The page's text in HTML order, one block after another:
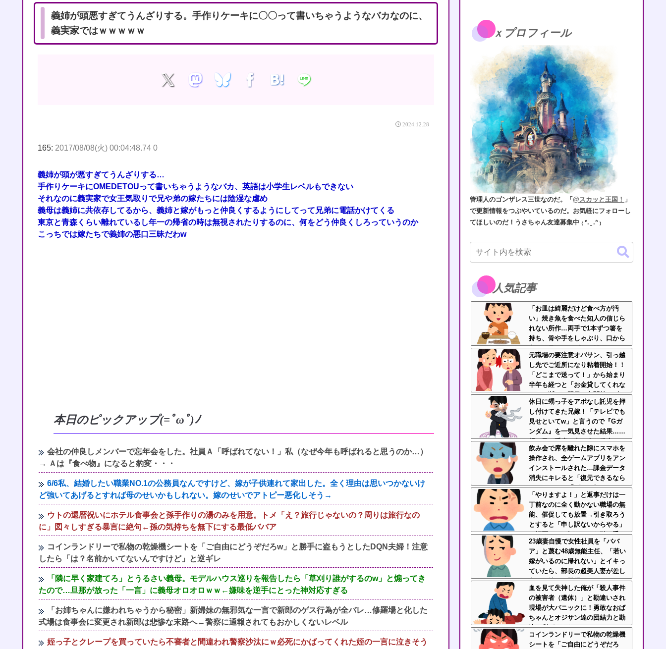
e
義姉が頭悪すぎてうんざりする。手作りケーキに〇〇って書いちゃうようなバカなのに、
義実家ではｗｗｗｗｗ
2024.12.28
165: 2017/08/08(火) 00:04:48.74 0
義姉が頭が悪すぎてうんざりする…
手作りケーキにOMEDETOUって書いちゃうようなバカ、英語は小学生レベルもできない
それなのに義実家で女王気取りで兄や弟の嫁たちには陰湿な虐め
義母は義姉に共依存してるから、義姉と嫁がもっと仲良くするようにしてって兄弟に電話かけてくる
東京と青森くらい離れているし年一の帰省の時は無視されたりするのに、何をどう仲良くしろっていうのか
こっちでは嫁たちで義姉の悪口三昧だわw
本日のピックアップ(=ﾟωﾟ)ﾉ
会社の仲良しメンバーで忘年会をした。社員Ａ「呼ばれてない！」私（なぜ今年も呼ばれると思うのか…）
→ Ａは『食べ物』になると豹変・・・
6/6私、結婚したい職業NO.1の公務員なんですけど、嫁が子供連れて家出した。全く理由は思いつかないけ
ど強いてあげるとすれば母のせいかもしれない。嫁のせいでアトピー悪化しそう→
ウトの還暦祝いにホテル食事会と孫手作りの湯のみを用意。トメ「え？旅行じゃないの？周りは旅行なの
に」図々しすぎる暴言に絶句←孫の気持ちを無下にする最低ババア
コインランドリーで私物の乾燥機シートを「ご自由にどうぞだろw」と勝手に盗もうとしたDQN夫婦！注意
したら「は？名前かいてないんですけど」と逆ギレ
「隣に早く家建てろ」とうるさい義母。モデルハウス巡りを報告したら「草刈り誰がするのw」と煽ってき
たので…旦那が放った「一言」に義母オロオロｗｗ←嫌味を逆手にとった神対応すぎる
「お姉ちゃんに嫌われちゃうから秘密」新婦妹の無邪気な一言で新郎のゲス行為が全バレ…修羅場と化した
式場は食事会に変更され新郎は悲惨な末路へ←警察に通報されてもおかしくないレベル
姪っ子とクレープを買っていたら不審者と間違われ警察沙汰にｗ必死にかばってくれた姪の一言に泣きそう
ｘプロフィール
管理人のゴンザレス三世なのだ。「@スカッと王国！ 」
で更新情報をつぶやいているのだ。お気軽にフォローし
てほしいのだ！うさちゃん友達募集中 ₍ ᐢ. ̫ .ᐢ ₎
人気記事
「お皿は綺麗だけど食べ方が汚
い」焼き魚を食べた知人の信じら
れない所作…両手で1本ずつ箸を
持ち、骨や手をしゃぶり、口から
出した骨をテーブルに並べ
る・・・
元職場の要注意オバサン、引っ越
し先でご近所になり粘着開始！！
「どこまで送って！」から始まり
半年も経つと「お金貸してくれな
い？」断ると翌日、玄関前にゴミ
が置かれる
休日に甥っ子をアポなし託児を押
し付けてきた兄嫁！「テレビでも
見せといてw」と言うので『Gガ
ンダム』を一気見させた結果……
甥っ子が重度の中二病を発症して
家で大暴れｗｗ
飲み会で席を離れた隙にスマホを
操作され、全ゲームアプリをアン
インストールされた…課金データ
消失にキレると「復元できるなら
いいじゃん」「ゲーム如きで」と
逆ギレして帰走
「やりますよ！」と返事だけは一
丁前なのに全く動かない職場の無
能、催促しても放置→引き取ろう
とすると「申し訳ないからやる」
と拒否…やる気ないなら引き受け
るなよ・・・
23歳妻自慢で女性社員を「ババ
ア」と蔑む48歳無能主任、「若い
嫁がいるのに帰れない」とイキっ
ていたら、部長の超美人妻が差し
入れを持って登場ｗｗｗｗ
血を見て失神した俺が「殺人事件
の被害者（遺体）」と勘違いされ
現場が大パニックに！勇敢なおば
ちゃんとオジサン達の団結力と勘
違い劇がこちらｗｗ
コインランドリーで私物の乾燥機
シートを「ご自由にどうぞだろ